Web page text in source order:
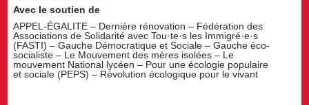
Avec le soutien de
APPEL-ÉGALITE – Dernière rénovation – Fédération des
Associations de Solidarité avec Tou·te·s les Immigré·e·s
(FASTI) – Gauche Démocratique et Sociale – Gauche éco-
socialiste – Le Mouvement des mères isolées – Le
mouvement National lycéen – Pour une écologie populaire
et sociale (PEPS) – Révolution écologique pour le vivant